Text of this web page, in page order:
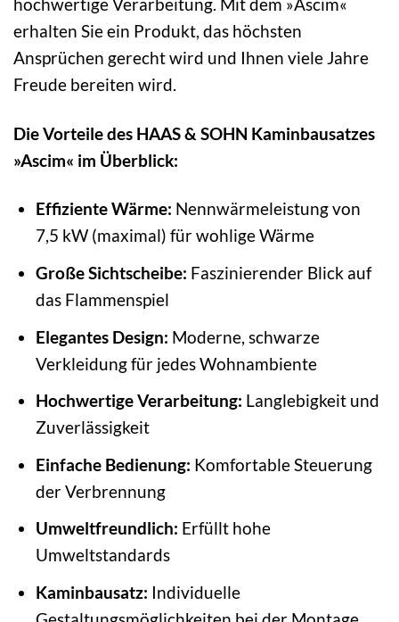
erhalten Sie ein Produkt, das höchsten
Ansprüchen gerecht wird und Ihnen viele Jahre
Freude bereiten wird.
Die Vorteile des HAAS & SOHN Kaminbausatzes
»Ascim« im Überblick:
Effiziente Wärme: Nennwärmeleistung von
7,5 kW (maximal) für wohlige Wärme
Große Sichtscheibe: Faszinierender Blick auf
das Flammenspiel
Elegantes Design: Moderne, schwarze
Verkleidung für jedes Wohnambiente
Hochwertige Verarbeitung: Langlebigkeit und
Zuverlässigkeit
Einfache Bedienung: Komfortable Steuerung
der Verbrennung
Umweltfreundlich: Erfüllt hohe
Umweltstandards
Kaminbausatz: Individuelle